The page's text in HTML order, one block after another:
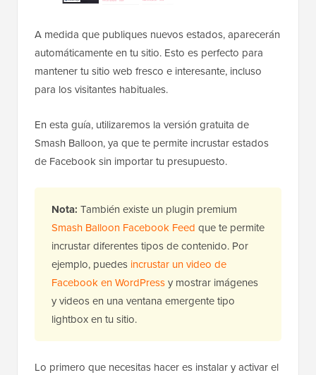
A medida que publiques nuevos estados, aparecerán
automáticamente en tu sitio. Esto es perfecto para
mantener tu sitio web fresco e interesante, incluso
para los visitantes habituales.
En esta guía, utilizaremos la versión gratuita de
Smash Balloon, ya que te permite incrustar estados
de Facebook sin importar tu presupuesto.
Nota: También existe un plugin premium
Smash Balloon Facebook Feed que te permite
incrustar diferentes tipos de contenido. Por
ejemplo, puedes incrustar un video de
Facebook en WordPressy mostrar imágenes
y videos en una ventana emergente tipo
lightbox en tu sitio.
Lo primero que necesitas hacer es instalar y activar el